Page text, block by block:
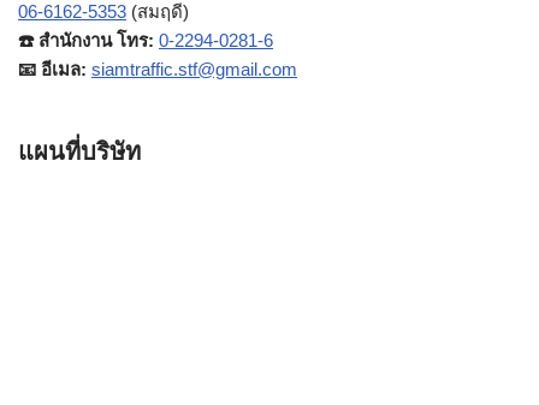
06-6162-5353 (สมฤดี)
☎️ สำนักงาน โทร: 0-2294-0281-6
📧 อีเมล: siamtraffic.stf@gmail.com
แผนที่บริษัท